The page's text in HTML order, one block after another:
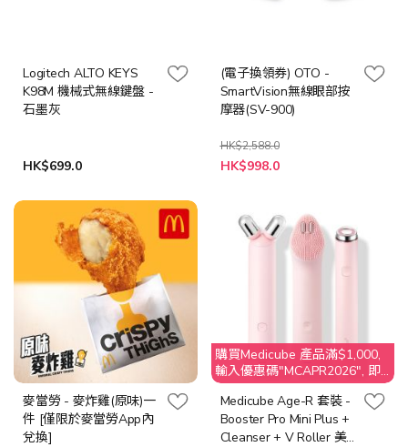
Logitech ALTO KEYS
K98M 機械式無線鍵盤 -
石墨灰
HK$699.0
(電子換領券) OTO -
SmartVision無線眼部按
摩器(SV-900)
HK$2,588.0
特
殊
HK$998.0
麥當勞 - 麥炸雞(原味)一
件 [僅限於麥當勞App內
兌換]
購買Medicube 產品滿$1,000,
輸入優惠碼"MCAPR2026", 即
享$50 折扣
Medicube Age-R 套裝 -
Booster Pro Mini Plus +
Cleanser + V Roller 美